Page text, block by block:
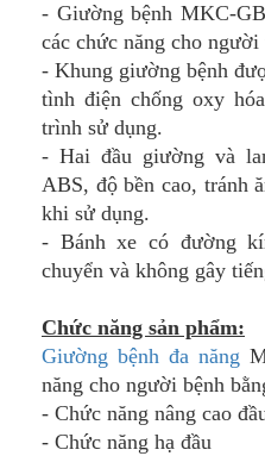
- Giường bệnh MKC-
các chức năng cho
- Khung giường bệnh
tình điện chống oxy
trình sử dụng.
- Hai đầu giường và
ABS, độ bền cao, tránh
khi sử dụng.
- Bánh xe có đường
chuyển và không gây
Chức năng sản phẩm:
Giường bệnh đa năng
năng cho người bệnh
- Chức năng nâng cao
- Chức năng hạ đầu